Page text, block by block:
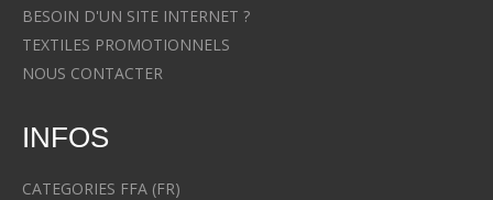
BESOIN D'UN SITE INTERNET ?
TEXTILES PROMOTIONNELS
NOUS CONTACTER
INFOS
CATEGORIES FFA (FR)